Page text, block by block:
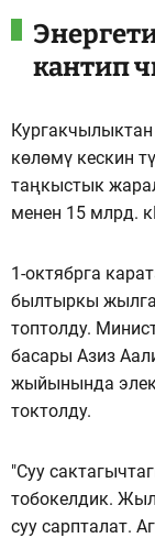
кантип
Кургакчылыктан
көлөмү кескин
таңкыстык
менен 15 млрд.
1-октябрга
былтыркы
топтолду.
басары Азиз
жыйынында
токтолду.
"Суу
тобокелдик.
суу сарпталат.